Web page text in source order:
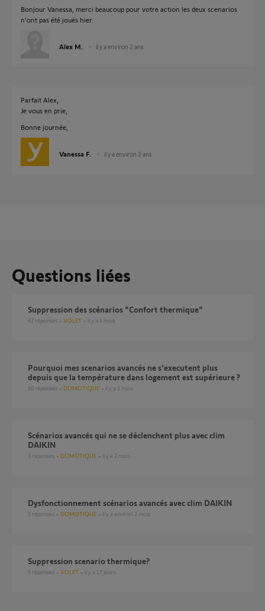
Bonjour Vanessa, merci beaucoup pour votre action les deux scenarios
n'ont pas été joués hier.
Alex M. il y a environ 2 ans
Parfait Alex,
Je vous en prie,
Bonne journée,
Vanessa F. il y a environ 2 ans
Questions liées
Suppression des scénarios "Confort thermique"
62 réponses VOLET il y a 4 mois
Pourquoi mes scenarios avancés ne s'executent plus
depuis que la température dans logement est supérieure ?
10 réponses DOMOTIQUE il y a 2 mois
scénarios avancés qui ne se déclenchent plus avec clim
DAIKIN
3 réponses DOMOTIQUE il y a 2 mois
Dysfonctionnement scénarios avancés avec clim DAIKIN
5 réponses DOMOTIQUE il y a environ 2 mois
suppression scenario thermique?
5 réponses VOLET il y a 17 jours